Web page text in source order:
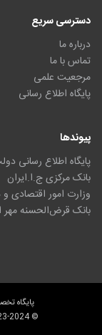
دسترسی سریع
درباره ما
تماس با ما
مرجعیت علمی
پایگاه اطلاع رسانی
پیوندها
پایگاه اطلاع رسانی
بانک مرکزی ج.ا.ایران
وزارت امور اقتصادی و
بانک قرض‌الحسنه مهر
پایگاه
© 2023-2024 qardalhasan.ir. All Rights Reserved.